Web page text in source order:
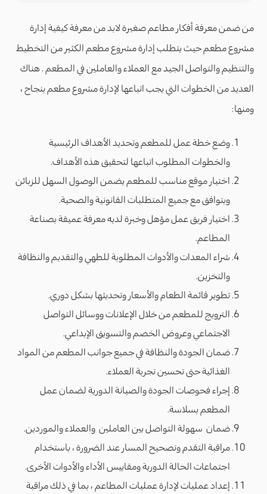
من ضمن معرفة أفكار مطاعم صغيرة لابد من معرفة كيفية إدارة
مشروع مطعم حيث يتطلب إدارة مشروع مطعم الكثير من التخطيط
والتنظيم والتواصل الجيد مع العملاء والعاملين في المطعم . هناك
العديد من الخطوات التي يجب اتباعها لإدارة مشروع مطعم بنجاح ،
ومنها:
وضع خطة عمل للمطعم وتحديد الأهداف الرئيسية
والخطوات المطلوب اتباعها لتحقيق هذه الأهداف.
اختيار موقع مناسب للمطعم يضمن الوصول السهل للزبائن
ويتوافق مع جميع المتطلبات القانونية والصحية.
اختيار فريق عمل مؤهل وخبرة لديه معرفة عميقة بصناعة
المطاعم.
شراء المعدات والأدوات المطلوبة للطهي والتقديم والنظافة
والتخزين.
تطوير قائمة الطعام والأسعار وتحديثها بشكل دوري.
الترويج للمطعم من خلال الإعلانات ووسائل التواصل
الاجتماعي وعروض الخصم والتسويق الإبداعي.
ضمان الجودة والنظافة في جميع جوانب المطعم من المواد
الغذائية حتى تحسين تجربة العملاء.
إجراء فحوصات الجودة والصيانة الدورية لضمان عمل
المطعم بسلاسة.
ضمان سهولة التواصل بين العاملين والعملاء والموردين.
مراقبة التقدم وتصحيح المسار عند الضرورة ، باستخدام
اجتماعات الحالة الدورية ومقاييس الأداء والأدوات الأخرى.
إعداد عمليات لإدارة عمليات المطاعم ، بما في ذلك مراقبة